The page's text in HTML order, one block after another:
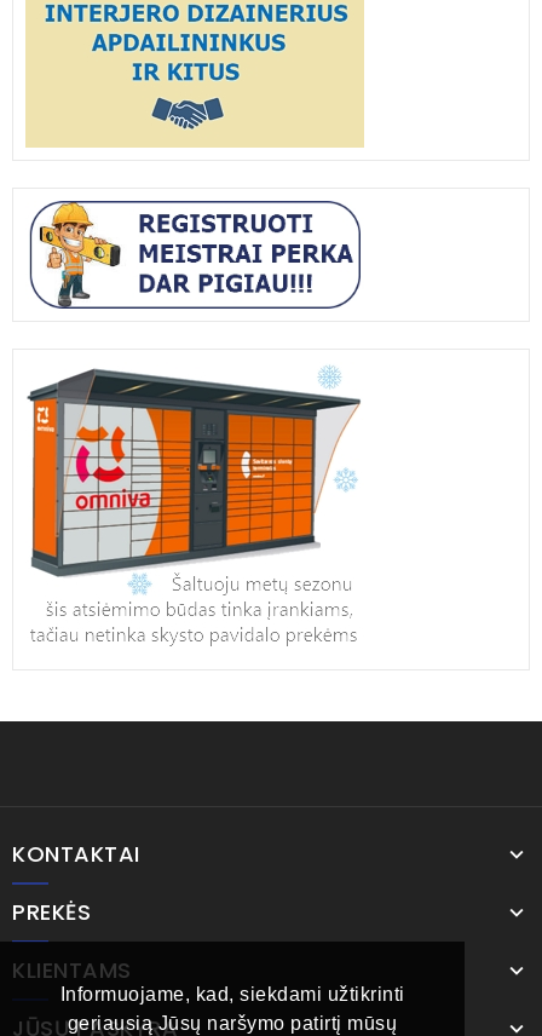
Informuojame, kad, siekdami užtikrinti
geriausią Jūsų naršymo patirtį mūsų
KONTAKTAI
PREKĖS
KLIENTAMS
JŪSŲ PASKYRA